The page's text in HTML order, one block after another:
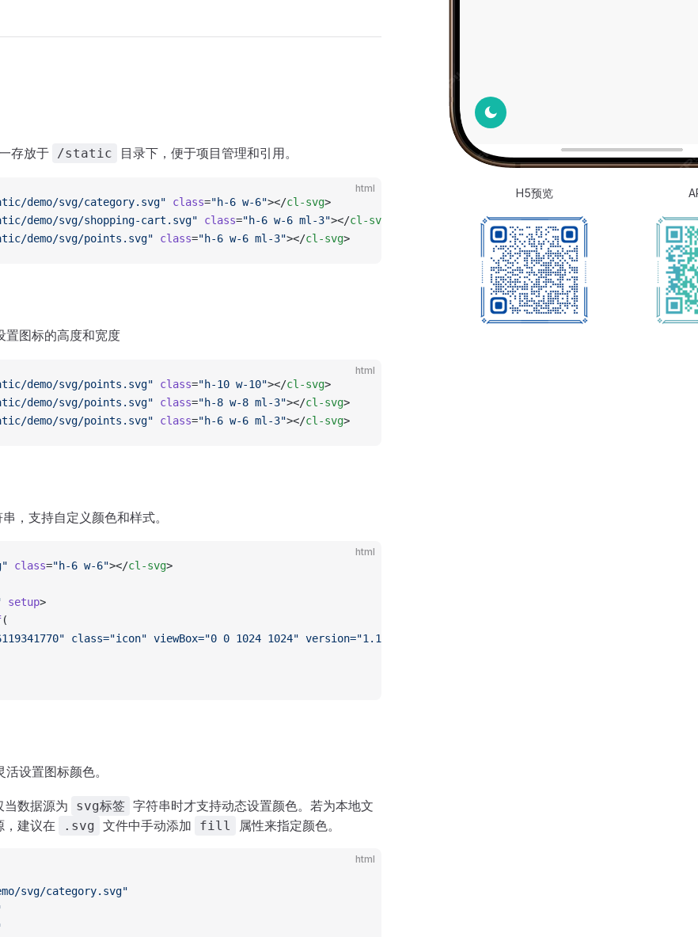
H5预览
存放于 /static 目录下，便于项目管理和引用。
html
demo/svg/category.svg" class="h-6 w-6"></cl-svg>
demo/svg/shopping-cart.svg" class="h-6 w-6 ml-3"></cl-svg
demo/svg/points.svg" class="h-6 w-6 ml-3"></cl-svg>
置图标的高度和宽度
html
demo/svg/points.svg" class="h-10 w-10"></cl-svg>
demo/svg/points.svg" class="h-8 w-8 ml-3"></cl-svg>
demo/svg/points.svg" class="h-6 w-6 ml-3"></cl-svg>
，支持自定义颜色和样式。
html
class="h-6 w-6"></cl-svg>
setup>
(
class="icon" viewBox="0 0 1024 1024" version="1.1" xmlns="http://www.w3.org/2000/svg" p-
活设置图标颜色。
当数据源为 svg标签 字符串时才支持动态设置颜色。若为本地文
建议在
.svg 文件中手动添加 fill 属性来指定颜色。
html
svg/category.svg"